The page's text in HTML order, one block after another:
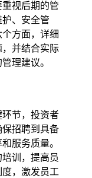
视后期的管
、安全管
方面，详细
并结合实际
理建议。
节，投资者
招聘到具备
服务质量。
训，提高员
，激发员工